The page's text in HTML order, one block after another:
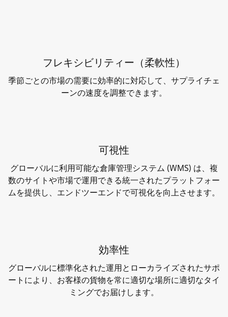
フレキシビリティー（柔軟性）
季節ごとの市場の需要に効率的に対応して、サプライチェ
ーンの速度を調整できます。
可視性
グローバルに利用可能な倉庫管理システム (WMS) は、複
数のサイトや市場で運用できる統一されたプラットフォー
ムを提供し、エンドツーエンドで可視化を向上させます。
効率性
グローバルに標準化された運用とローカライズされたサポ
ートにより、お客様の貨物を常に適切な場所に適切なタイ
ミングでお届けします。